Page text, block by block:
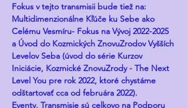
Fokus v tejto transmisii bude tiež na:
Multidimenzionálne Kľúče ku Sebe ako
Celému Vesmíru- Fokus na Vývoj 2022-2025
a Úvod do Kozmických ZnovuZrodov Vyšších
Levelov Seba (úvod do série Kurzov
Iniciácie, Kozmické ZnovuZrody - The Next
Level You pre rok 2022, ktoré chystáme
odštartovať cca od februára 2022).
Eventy, Transmisie sú celkovo na Podporu